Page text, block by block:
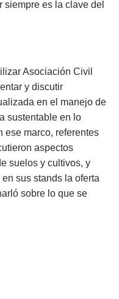
siempre es la clave del
Asociación Civil
y discutir
en el manejo de
sustentable en lo
ese marco, referentes
aspectos
suelos y cultivos, y
sus stands la oferta
sobre lo que se